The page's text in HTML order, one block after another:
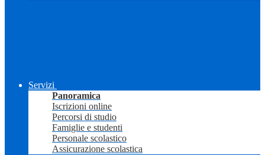
Servizi
Panoramica
Iscrizioni online
Percorsi di studio
Famiglie e studenti
Personale scolastico
Assicurazione scolastica